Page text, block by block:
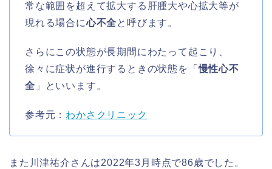
常な範囲を超えて拡大する肝腫大や心拡大等が
現れる場合に心不全と呼びます。
さらにこの状態が長期間にわたって起こり、
徐々に症状が進行するときの状態を「慢性心不
全 」といいます。
参考元： わかさクリニック
また川津祐介さんは2022年3月時点で86歳でした。